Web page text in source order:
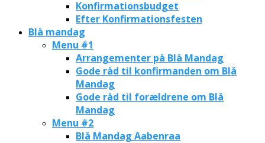
Konfirmationsbudget
Efter Konfirmationsfesten
Blå mandag
Menu #1
Arrangementer på Blå Mandag
Gode råd til konfirmanden om Blå
Mandag
Gode råd til forældrene om Blå
Mandag
Menu #2
Blå Mandag Aabenraa